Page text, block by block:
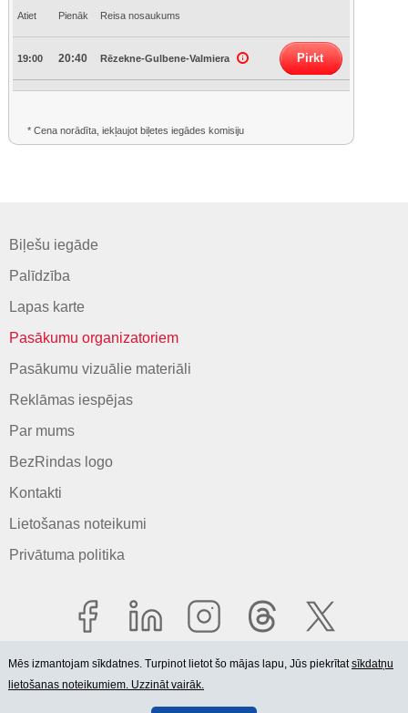
Atiet Pienāk Reisa nosaukums
19:00 20:40 Rēzekne-Gulbene-Valmiera Pirkt
* Cena norādīta, iekļaujot biļetes iegādes komisiju
Biļešu iegāde
Palīdzība
Lapas karte
Pasākumu organizatoriem
Pasākumu vizuālie materiāli
Reklāmas iespējas
Par mums
BezRindas logo
Kontakti
Lietošanas noteikumi
Privātuma politika
© 2006-2026 SIA "BEZRINDAS.LV".
Mēs izmantojam sīkdatnes. Turpinot lietot šo mājas lapu, Jūs piekrītatsīkdatņu
lietošanas noteikumiem. Uzzināt vairāk.